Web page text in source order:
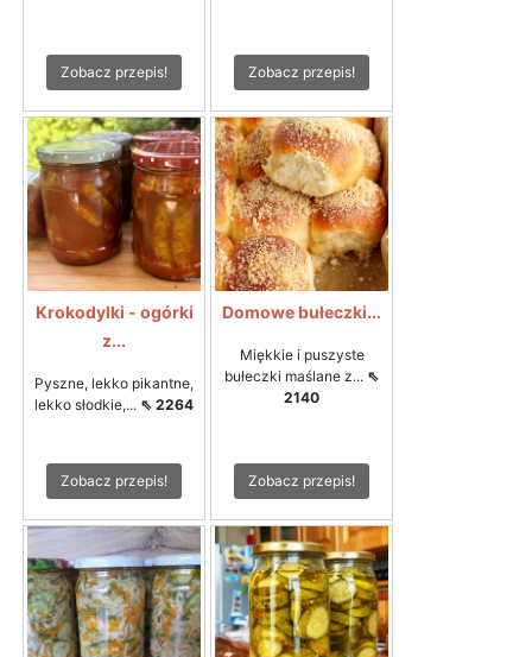
Zobacz przepis! Zobacz przepis!
Krokodylki - ogórki
z...
Pyszne, lekko pikantne,
lekko słodkie,... ⇖ 2264
Zobacz przepis!
Domowe bułeczki...
Miękkie i puszyste
bułeczki maślane z... ⇖
2140
Zobacz przepis!